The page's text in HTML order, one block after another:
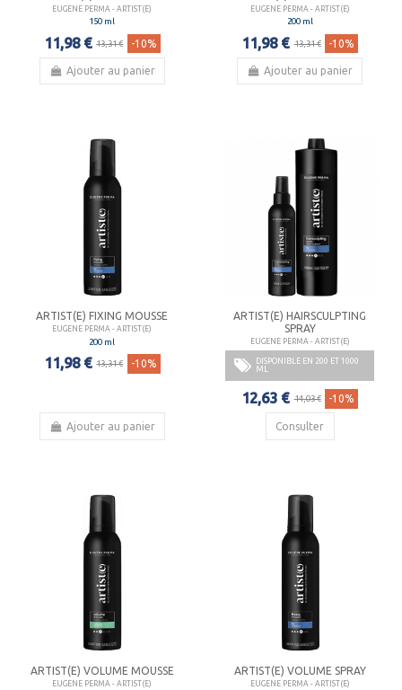
EUGENE PERMA - ARTIST(E)
150 ml
11,98 € 13,31 € -10%
Ajouter au panier
EUGENE PERMA - ARTIST(E)
200 ml
11,98 € 13,31 € -10%
Ajouter au panier
ARTIST(E) FIXING MOUSSE
EUGENE PERMA - ARTIST(E)
200 ml
11,98 € 13,31 € -10%
Ajouter au panier
ARTIST(E) HAIRSCULPTING
SPRAY
EUGENE PERMA - ARTIST(E)
DISPONIBLE EN 200 ET 1000
ML
12,63 € 14,03 € -10%
Consulter
ARTIST(E) VOLUME MOUSSE
EUGENE PERMA - ARTIST(E)
ARTIST(E) VOLUME SPRAY
EUGENE PERMA - ARTIST(E)